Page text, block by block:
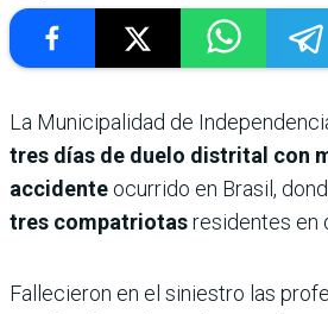
La Municipalidad de
tres días de duelo distrital con
accidente ocurrido en Brasil,
tres compatriotasresidentes en
Fallecieron en el siniestro las